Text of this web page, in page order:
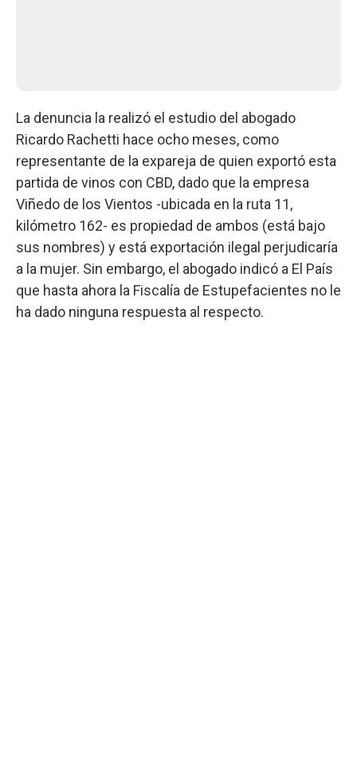
La denuncia la realizó el estudio del abogado
Ricardo Rachetti hace ocho meses, como
representante de la expareja de quien exportó esta
partida de vinos con CBD, dado que la empresa
Viñedo de los Vientos -ubicada en la ruta 11,
kilómetro 162- es propiedad de ambos (está bajo
sus nombres) y está exportación ilegal perjudicaría
a la mujer. Sin embargo, el abogado indicó a El País
que hasta ahora la Fiscalía de Estupefacientes no le
ha dado ninguna respuesta al respecto.